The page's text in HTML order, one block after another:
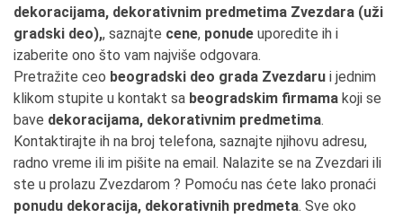
dekoracijama, dekorativnim predmetima Zvezdara (uži
gradski deo),, saznajte cene, ponude uporedite ih i
izaberite ono što vam najviše odgovara.
Pretražite ceo beogradski deo grada Zvezdaru i jednim
klikom stupite u kontakt sa beogradskim firmama koji se
bave dekoracijama, dekorativnim predmetima.
Kontaktirajte ih na broj telefona, saznajte njihovu adresu,
radno vreme ili im pišite na email. Nalazite se na Zvezdari ili
ste u prolazu Zvezdarom ? Pomoću nas ćete lako pronaći
ponudu dekoracija, dekorativnih predmeta. Sve oko